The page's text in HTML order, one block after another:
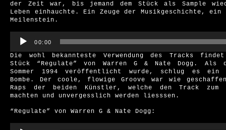
der Zeit war, bis jemand dem Stück als Sample
Leben einhauchte. Ein Zeuge der Musikgeschichte,
Meilenstein.
Player00:00
Die wohl bekannteste Verwendung des Tracks
Stück “Regulate” von Warren G & Nate Dogg. Als
Sommer 1994 veröffentlicht wurde, schlug es ein
Bombe. Der coole, flowige Groove war wie
Raps der beiden Künstler, welche den Track zum
machten und unvergesslich werden liesssen.
“Regulate” von Warren G & Nate Dogg: